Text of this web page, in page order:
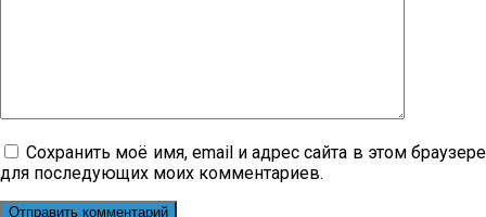
Сохранить моё имя, email и адрес сайта в этом браузере
для последующих моих комментариев.